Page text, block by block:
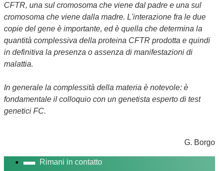
CFTR, una sul cromosoma che viene dal padre e una sul
cromosoma che viene dalla madre. L'interazione fra le due
copie del gene è importante, ed è quella che determina la
quantità complessiva della proteina CFTR prodotta e quindi
in definitiva la presenza o assenza di manifestazioni di
malattia.
In generale la complessità della materia è notevole: è
fondamentale il colloquio con un genetista esperto di test
genetici FC.
G. Borgo
Rimani in contatto